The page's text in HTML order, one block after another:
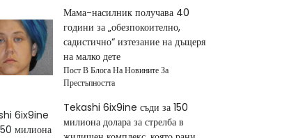
Мама-насилник получава 40
години за „обезпокоително,
садистично“ изтезание на дъщеря
на малко дете
Пост В Блога На Новините За
Престъпността
Tekashi 6ix9ine съди за 150
милиона долара за стрелба в